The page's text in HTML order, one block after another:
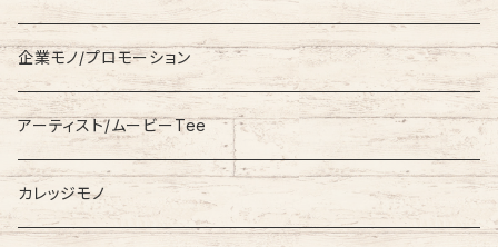
Fleece
Knit/Sweater
Jacket
Carhartt
Columbia
NAUTICA
企業モノ/プロモーション
アーティスト/ムービーTee
カレッジモノ